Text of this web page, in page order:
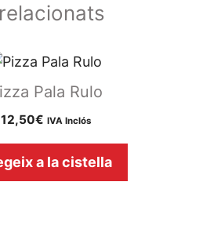
Pala Rulo
12,50€ IVA Inclós
a la cistella